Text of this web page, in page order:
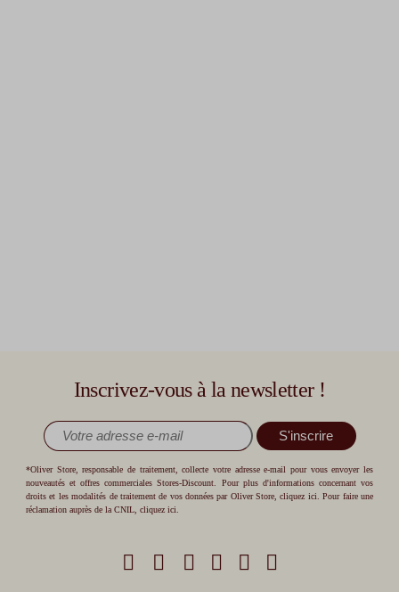
Inscrivez-vous à la newsletter !
S'inscrire
*Oliver Store, responsable de traitement, collecte votre adresse e-mail pour vous envoyer les
nouveautés et offres commerciales Stores-Discount. Pour plus d'informations concernant vos
droits et les modalités de traitement de vos données par Oliver Store,cliquez ici . Pour faire une
réclamation auprès de la CNIL,cliquez ici